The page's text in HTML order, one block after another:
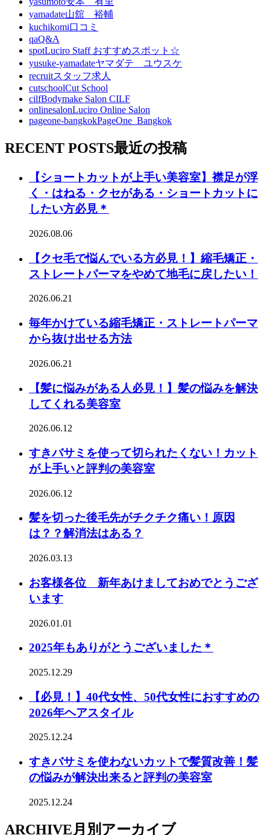
yamadate山舘 裕輔
kuchikomi口コミ
qaQ&A
spotLuciro Staff おすすめスポット☆
yusuke-yamadateヤマダテ ユウスケ
recruitスタッフ求人
cutschoolCut School
cilfBodymake Salon CILF
onlinesalonLuciro Online Salon
pageone-bangkokPageOne_Bangkok
RECENT POSTS最近の投稿
【ショートカットが上手い美容室】襟足が浮
く・はねる・クセがある・ショートカットに
したい方必見＊
2026.08.06
【クセ毛で悩んでいる方必見！】縮毛矯正・
ストレートパーマをやめて地毛に戻したい！
2026.06.21
毎年かけている縮毛矯正・ストレートパーマ
から抜け出せる方法
2026.06.21
【髪に悩みがある人必見！】髪の悩みを解決
してくれる美容室
2026.06.12
すきバサミを使って切られたくない！カット
が上手いと評判の美容室
2026.06.12
髪を切った後毛先がチクチク痛い！原因
は？？解消法はある？
2026.03.13
お客様各位 新年あけましておめでとうござ
います
2026.01.01
2025年もありがとうございました＊
2025.12.29
【必見！】40代女性、50代女性におすすめの
2026年ヘアスタイル
2025.12.24
すきバサミを使わないカットで髪質改善！髪
の悩みが解決出来ると評判の美容室
2025.12.24
ARCHIVE月別アーカイブ